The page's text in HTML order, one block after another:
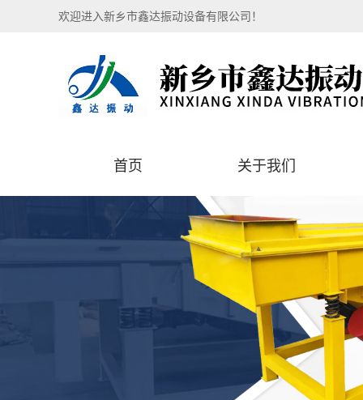
欢迎进入新乡市鑫达振动设备有限公司！
首页 关于我们
资质荣誉
发展历程